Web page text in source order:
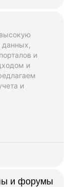
данных,
и
и
и
и форумы